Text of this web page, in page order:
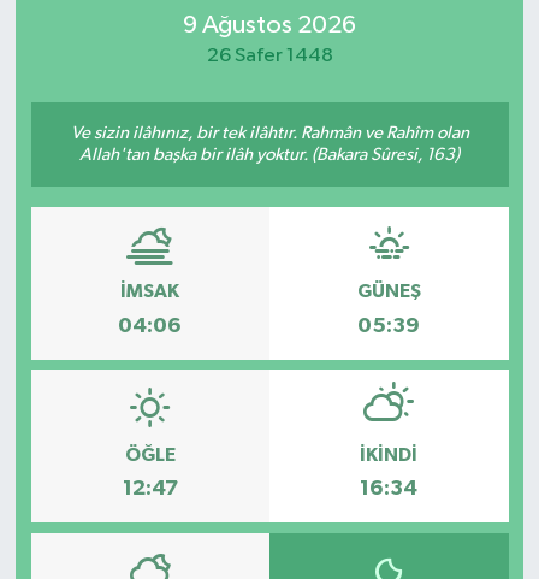
9 Ağustos 2026
26 Safer 1448
Ve sizin ilâhınız, bir tek ilâhtır. Rahmân ve Rahîm olan
Allah'tan başka bir ilâh yoktur. (Bakara Sûresi, 163)
İMSAK
04:06
GÜNEŞ
05:39
ÖĞLE
12:47
İKINDI
16:34